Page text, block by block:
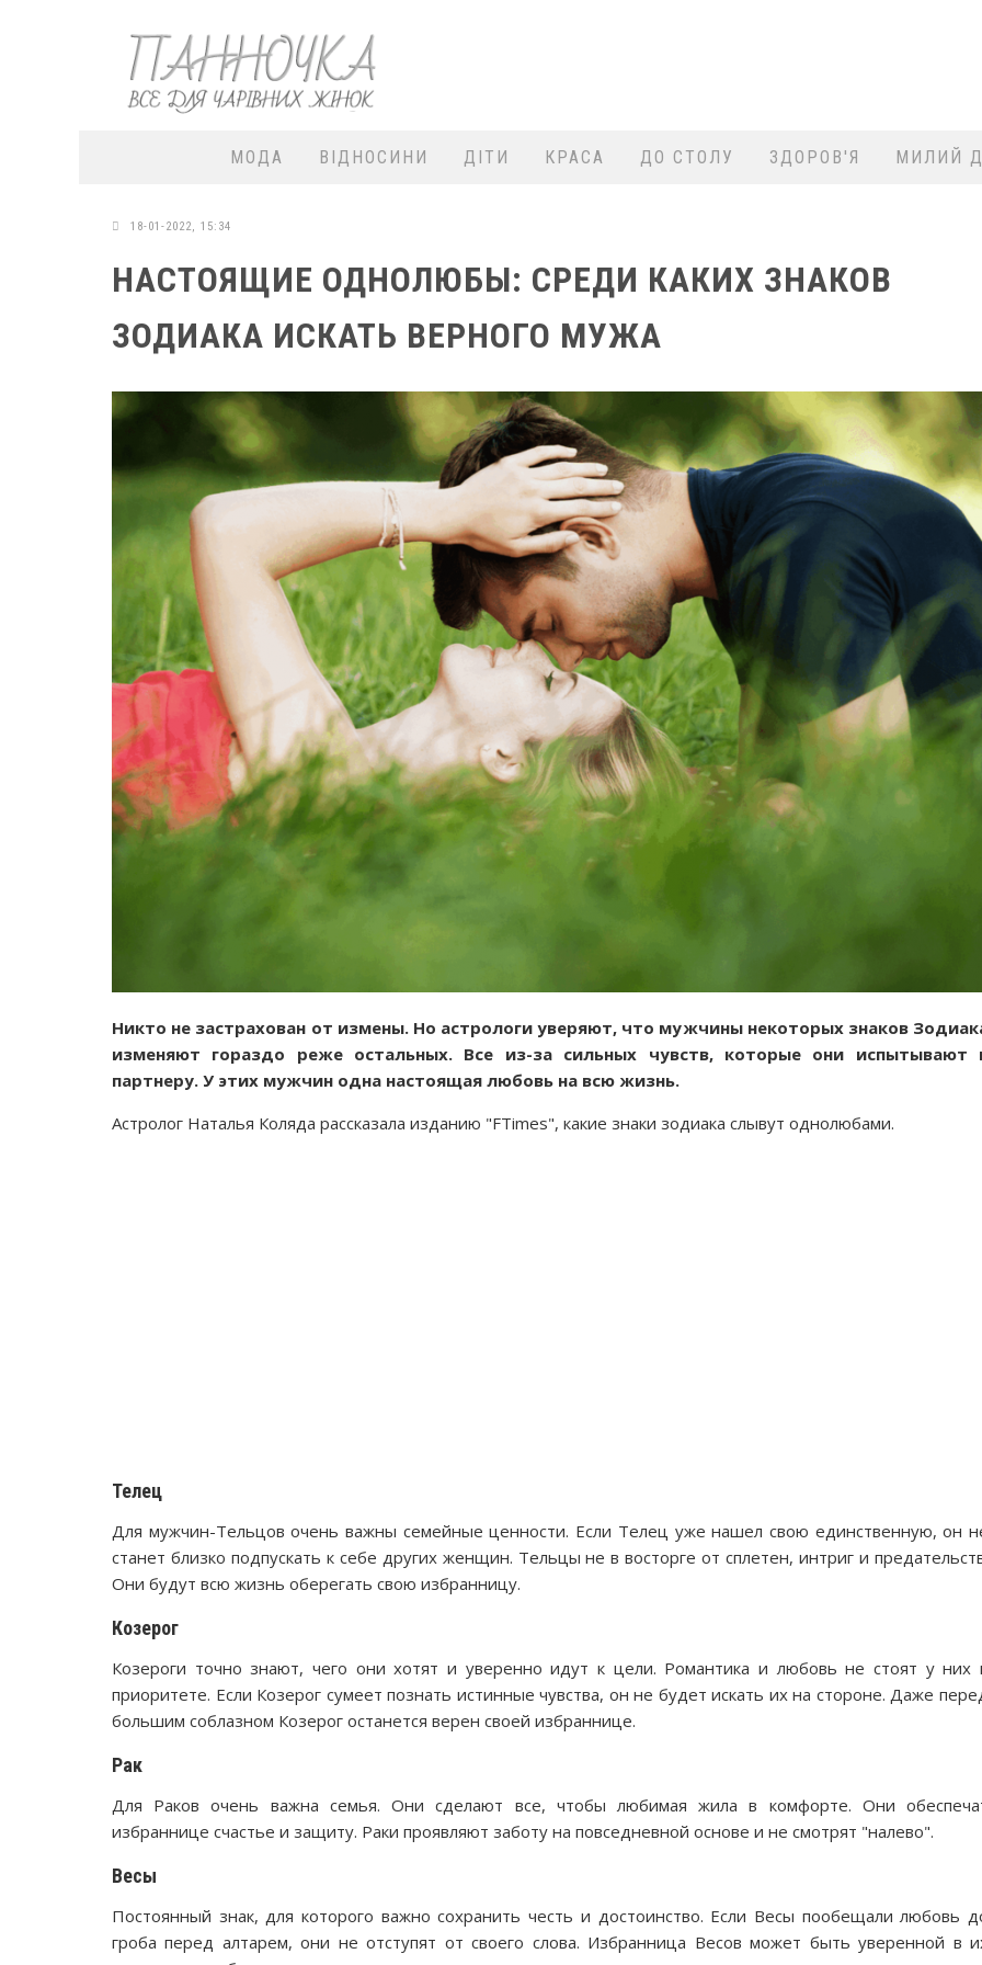
МОДА ВІДНОСИНИ ДІТИ КРАСА ДО СТОЛУ ЗДОРОВ'Я МИЛИЙ
18-01-2022, 15:34
НАСТОЯЩИЕ ОДНОЛЮБЫ: СРЕДИ КАКИХ ЗНАКОВ
ЗОДИАКА ИСКАТЬ ВЕРНОГО МУЖА
Никто не застрахован от измены. Но астрологи уверяют, что мужчины некоторых знаков
изменяют гораздо реже остальных. Все из-за сильных чувств, которые они испытывают
партнеру. У этих мужчин одна настоящая любовь на всю жизнь.
Астролог Наталья Коляда рассказала изданию "FTimes", какие знаки зодиака слывут однолюбами.
Телец
Для мужчин-Тельцов очень важны семейные ценности. Если Телец уже нашел свою единственную, он
станет близко подпускать к себе других женщин. Тельцы не в восторге от сплетен, интриг и
Они будут всю жизнь оберегать свою избранницу.
Козерог
Козероги точно знают, чего они хотят и уверенно идут к цели. Романтика и любовь не стоят у них
приоритете. Если Козерог сумеет познать истинные чувства, он не будет искать их на стороне. Даже
большим соблазном Козерог останется верен своей избраннице.
Рак
Для Раков очень важна семья. Они сделают все, чтобы любимая жила в комфорте. Они
избраннице счастье и защиту. Раки проявляют заботу на повседневной основе и не смотрят "налево".
Весы
Постоянный знак, для которого важно сохранить честь и достоинство. Если Весы пообещали любовь
гроба перед алтарем, они не отступят от своего слова. Избранница Весов может быть уверенной в